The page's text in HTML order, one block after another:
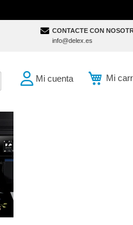
CONTACTE CON
info@delex.es
Mi
Mi cuenta